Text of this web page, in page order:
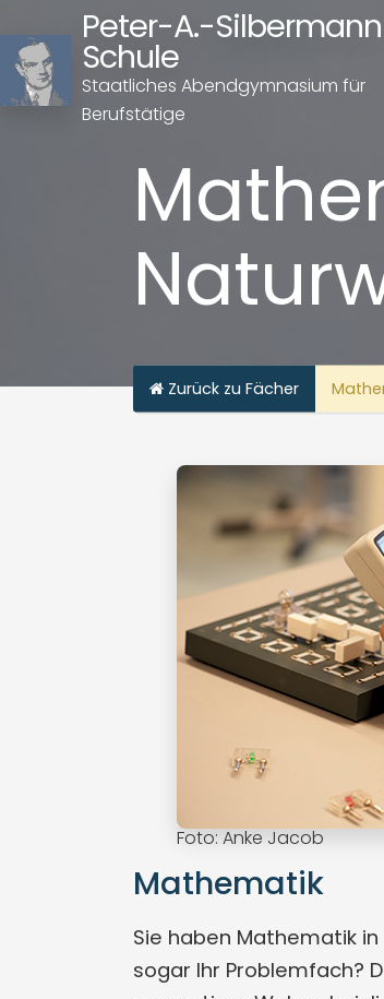
Peter-A.-
Schule
Staatliches Abendgymnasium für
Berufstätige
Zurück zu Fächer
Foto: Anke Jacob
Mathematik
Sie haben Mathematik
sogar Ihr Problemfach?